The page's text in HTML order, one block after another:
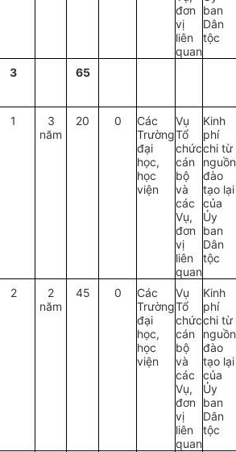
đơn
vị
liên
quan
ban
Dân
tộc
3 65
1
3
năm
20 0
Các
Trường
đại
học,
học
viện
Vụ
Tổ
chức
cán
bộ
và
các
Vụ,
đơn
vị
liên
quan
Kinh
phí
chi từ
nguồn
đào
tạo lại
của
Ủy
ban
Dân
tộc
2
2
năm
45 0
Các
Trường
đại
học,
học
viện
Vụ
Tổ
chức
cán
bộ
và
các
Vụ,
đơn
vị
liên
quan
Kinh
phí
chi từ
nguồn
đào
tạo lại
của
Ủy
ban
Dân
tộc